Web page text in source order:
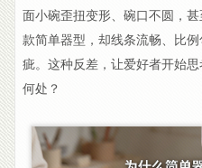
面小碗歪扭变形、碗口不圆，
款简单器型，却线条流畅、比
疵。这种反差，让爱好者开始
何处？